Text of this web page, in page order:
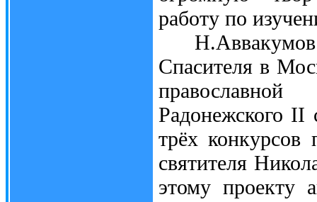
работу по
Н.Аввакумов
Спасителя в
Радонежского II
трёх конкурсов
святителя
этому проекту